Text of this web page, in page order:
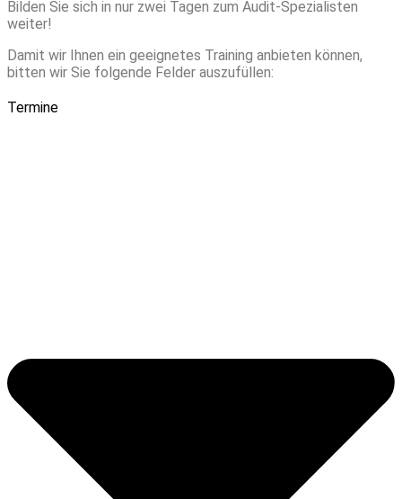
Bilden Sie sich in nur zwei Tagen zum Audit-Spezialisten
weiter!
Damit wir Ihnen ein geeignetes Training anbieten können,
bitten wir Sie folgende Felder auszufüllen:
Termine